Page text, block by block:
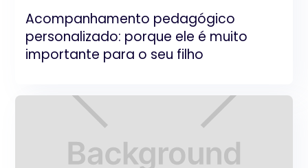
Acompanhamento pedagógico
personalizado: porque ele é muito
importante para o seu filho